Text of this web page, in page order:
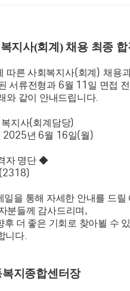
지사(회계) 채용 최종
따른 사회복지사(회계 )채용
서류전형과 6월 11 일 면접
와 같이 안내드립니다.
지사(회계담당)
2025년 6월 16일(월)
자 명단 ◆
(2318)
을 통해 자세한 안내를 드릴
분들께 감사드리며 ,
더 좋은 기회로 찾아뵐 수
니다.
지종합센터장